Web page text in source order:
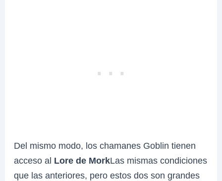
Del mismo modo, los chamanes Goblin tienen
acceso al Lore de MorkLas mismas condiciones
que las anteriores, pero estos dos son grandes